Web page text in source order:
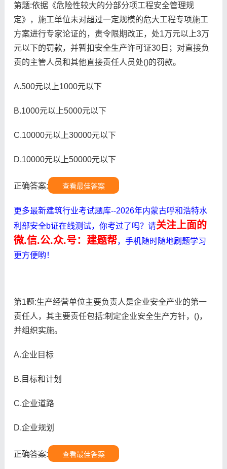
第题:依据《危险性较大的分部分项工程安全管理规
定》，施工单位未对超过一定规模的危大工程专项施工
方案进行专家论证的，责令限期改正，处1万元以上3万
元以下的罚款，并暂扣安全生产许可证30日；对直接负
责的主管人员和其他直接责任人员处()的罚款。
A.500元以上1000元以下
B.1000元以上5000元以下
C.10000元以上30000元以下
D.10000元以上50000元以下
正确答案: 查看最佳答案
更多最新建筑行业考试题库--2026年内蒙古呼和浩特水
利部安全b证在线测试，你考过了吗？请关注上面的
微.信.公.众.号：建题帮，手机随时随地刷题学习
更方便哟！
第1题:生产经营单位主要负责人是企业安全产业的第一
责任人，其主要责任包括:制定企业安全生产方针，()，
并组织实施。
A.企业目标
B.目标和计划
C.企业道路
D.企业规划
正确答案: 查看最佳答案